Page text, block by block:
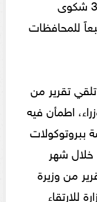
البناء، حيث تم التعامل مع 3781 شكوى
للمحافظات
تقرير من
اطمأن فيه
ببروتوكولات
شهر
من وزيرة
للارتقاء